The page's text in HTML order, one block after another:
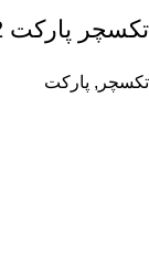
تکسچر پارکت 032
تکسچر , پارکت